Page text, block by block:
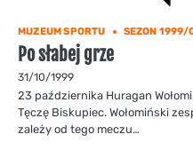
MUZEUM SPORTU SEZON 1999/
Po słabej grze
31/10/1999
23 października Huragan
Tęczę Biskupiec. Wołomiński
zależy od tego meczu…